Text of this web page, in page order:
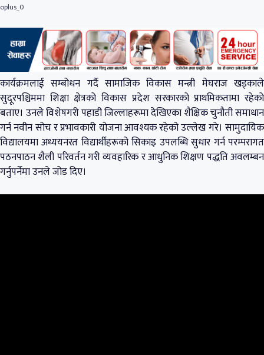
oplus_0
कार्यक्रमलाई सम्बोधन गर्दै सामाजिक विकास मन्त्री मेघराज खड्काले
सुदूरपश्चिममा शिक्षा क्षेत्रको विकास प्रदेश सरकारको प्राथमिकतामा रहेको
बताए। उनले विशेषगरी पहाडी जिल्लाहरूमा देखिएका शैक्षिक चुनौती समाधान
गर्न नवीन सोच र प्रभावकारी योजना आवश्यक रहेको उल्लेख गरे। सामुदायिक
विद्यालयमा अध्ययनरत विद्यार्थीहरूको सिकाइ उपलब्धि सुधार गर्न परम्परागत
पठनपाठन शैली परिवर्तन गरी व्यवहारिक र आधुनिक शिक्षण पद्धति अवलम्बन
गर्नुपर्नेमा उनले जोड दिए।